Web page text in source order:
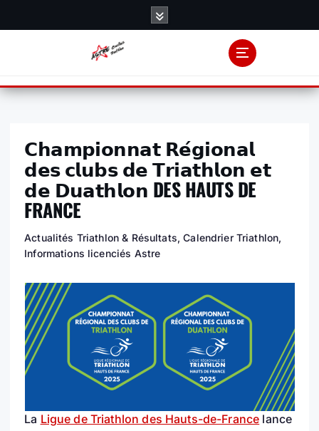
o
𝗖𝗵𝗮𝗺𝗽𝗶𝗼𝗻𝗻𝗮𝘁 𝗥𝗲́𝗴𝗶𝗼𝗻𝗮𝗹
𝗱𝗲𝘀 𝗰𝗹𝘂𝗯𝘀 𝗱𝗲 𝗧𝗿𝗶𝗮𝘁𝗵𝗹𝗼𝗻 𝗲𝘁
𝗱𝗲 𝗗𝘂𝗮𝘁𝗵𝗹𝗼𝗻 DES HAUTS DE
FRANCE
Actualités Triathlon & Résultats,Calendrier Triathlon,
Informations licenciés Astre
La Ligue de Triathlon des Hauts-de-France lance